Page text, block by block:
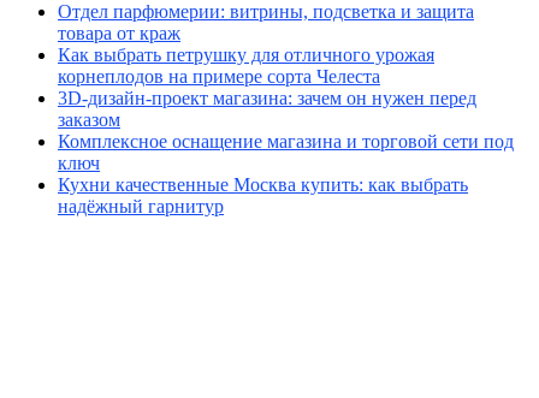
Отдел парфюмерии: витрины, подсветка и защита
товара от краж
Как выбрать петрушку для отличного урожая
корнеплодов на примере сорта Челеста
3D-дизайн-проект магазина: зачем он нужен перед
заказом
Комплексное оснащение магазина и торговой сети под
ключ
Кухни качественные Москва купить: как выбрать
надёжный гарнитур